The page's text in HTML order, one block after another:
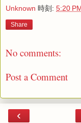
Unknown 時刻: 5:20
Share
No comments:
Post a Comment
‹